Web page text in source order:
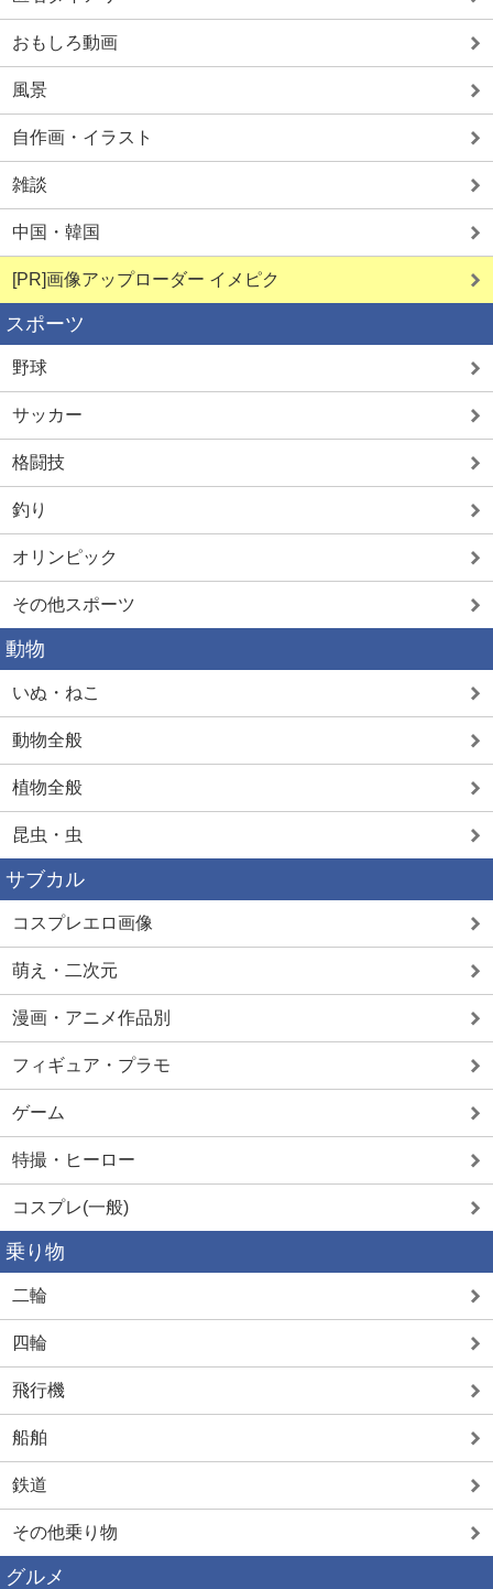
おもしろ動画
風景
自作画・イラスト
雑談
中国・韓国
[PR]画像アップローダー イメピク
スポーツ
野球
サッカー
格闘技
釣り
オリンピック
その他スポーツ
動物
いぬ・ねこ
動物全般
植物全般
昆虫・虫
サブカル
コスプレエロ画像
萌え・二次元
漫画・アニメ作品別
フィギュア・プラモ
ゲーム
特撮・ヒーロー
コスプレ(一般)
乗り物
二輪
四輪
飛行機
船舶
鉄道
その他乗り物
グルメ